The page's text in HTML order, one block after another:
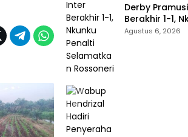
Derby
Berakhir 1-1,
Selamatkan
Agustus 6, 2026